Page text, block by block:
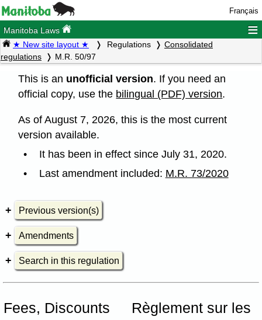
Français
Manitoba Laws ≡
★ New site layout ★ Regulations
Consolidated
regulations
M.R. 50/97
This is an unofficial version. If you need an
official copy, use the bilingual (PDF) version.
As of August 7, 2026, this is the most current
version available.
It has been in effect since July 31, 2020.
Last amendment included: M.R. 73/2020
Previous version(s)
Amendments
Search in this regulation
Fees, Discounts
Règlement sur les